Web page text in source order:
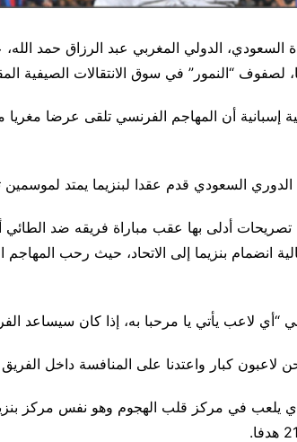
السعودي، الدولي المغربي عبد الرزاق حمد
لصفوف “النمور” في سوق الانتقالات الصيفية
إسبانية أن المهاجم الفرنسي تلقى عرضا مغريا
السعودي قدم عقدا لبنزيما يمتد لموسمين تبلغ قيمته
أدلى بها عقب مباراة فريقه ضد الطائي
انضمام بنزيما إلى الاتحاد، حيث رحب
“أي لاعب يأتي يا مرحبا به، إذا كان سيساعد
لاعبون كبار واعتدنا على المنافسة داخل
يلعب في مركز قلب الهجوم وهو نفس مركز